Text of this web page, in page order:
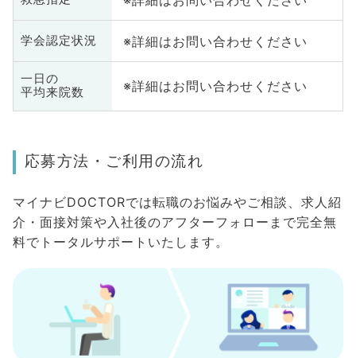
学会認定状況 ※詳細はお問い合わせください
一日の
平均来院数
※詳細はお問い合わせください
応募方法・ご利用の流れ
マイナビDOCTORでは転職のお悩みやご相談、求人紹
介・面接対策や入社後のアフターフォローまで完全無
料でトータルサポートいたします。